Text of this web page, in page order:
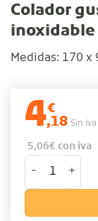
Colador
Medidas: 170 x
4€
,18 Sin iva
5,06€ con iva
Colador